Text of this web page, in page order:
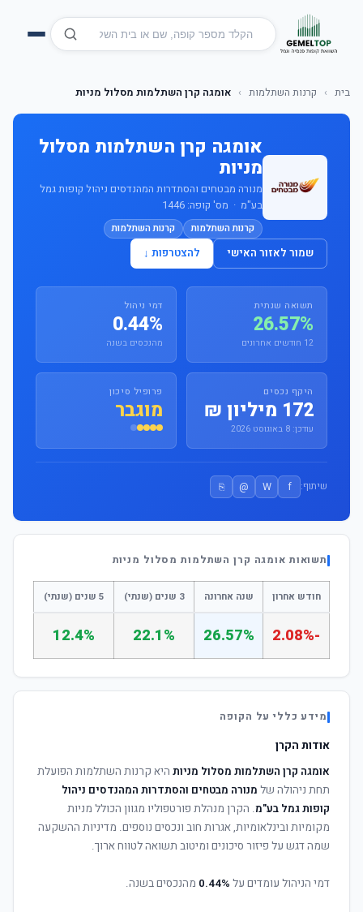
בית › קרנות השתלמות › אומגה קרן השתלמות מסלול מניות
אומגה קרן השתלמות מסלול
מניות
מנורה מבטחים והסתדרות המהנדסים ניהול קופות גמל
בע"מ · מס' קופה: 1446
קרנות השתלמות קרנות השתלמות
שמור לאזור האישי להצטרפות ↓
תשואה שנתית
26.57%
12 חודשים אחרונים
דמי ניהול
0.44%
מהנכסים בשנה
היקף נכסים
172 מיליון ₪
עודכן: 8 באוגוסט 2026
פרופיל סיכון
מוגבר
שיתוף: f
W
@
⎘
תשואות אומגה קרן השתלמות מסלול מניות
חודש אחרון שנה אחרונה 3 שנים (שנתי) 5 שנים (שנתי)
-2.08%
26.57%
22.1%
12.4%
מידע כללי על הקופה
אודות הקרן
אומגה קרן השתלמות מסלול מניות היא קרנות השתלמות הפועלת
תחת ניהולה של מנורה מבטחים והסתדרות המהנדסים ניהול
קופות גמל בע"מ. הקרן מנהלת פורטפוליו מגוון הכולל מניות
מקומיות ובינלאומיות, אגרות חוב ונכסים נוספים. מדיניות ההשקעה
שמה דגש על פיזור סיכונים ומיטוב תשואה לטווח ארוך.
דמי הניהול עומדים על 0.44% מהנכסים בשנה.